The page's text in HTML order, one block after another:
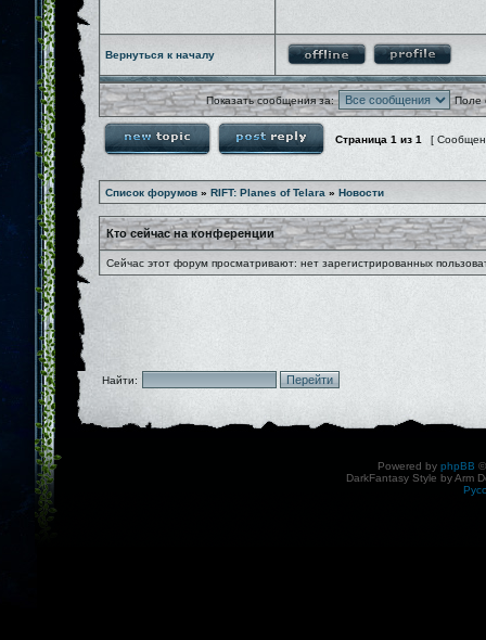
Вернуться к началу
Показать сообщения за: Поле
Страница 1 из 1 [
Список форумов » RIFT: Planes of Telara » Новости
Кто сейчас на конференции
Сейчас этот форум просматривают: нет зарегистрированных
Найти:
Powered by phpBB
DarkFantasy Style by Arm